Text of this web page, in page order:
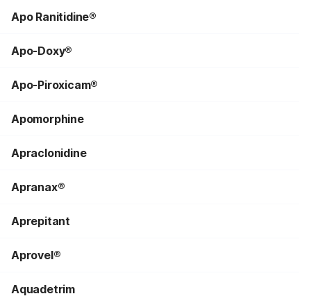
Apo Ranitidine®
Apo-Doxy®
Apo-Piroxicam®
Apomorphine
Apraclonidine
Apranax®
Aprepitant
Aprovel®
Aquadetrim